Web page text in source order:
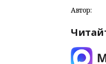
Автор: